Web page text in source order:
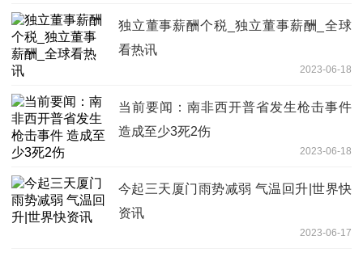
独立董事薪酬个税_独立董事薪酬_全球
看热讯
2023-06-18
当前要闻：南非西开普省发生枪击事件
造成至少3死2伤
2023-06-18
今起三天厦门雨势减弱 气温回升|世界快
资讯
2023-06-17